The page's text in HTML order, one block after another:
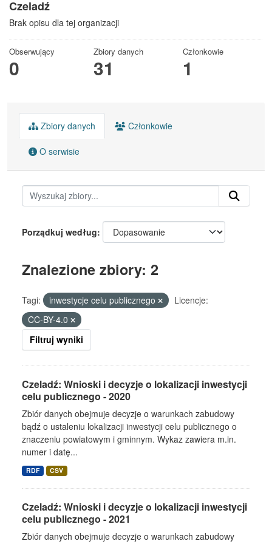
Czeladź
Brak opisu dla tej organizacji
Obserwujący
0
Zbiory danych
31
Członkowie
1
Zbiory danych Członkowie
O serwisie
Porządkuj według
Znalezione zbiory: 2
Tagi: inwestycje celu publicznego
Licencje:
CC-BY-4.0
Filtruj wyniki
Czeladź: Wnioski i decyzje o lokalizacji inwestycji
celu publicznego - 2020
Zbiór danych obejmuje decyzje o warunkach zabudowy
bądź o ustaleniu lokalizacji inwestycji celu publicznego o
znaczeniu powiatowym i gminnym. Wykaz zawiera m.in.
numer i datę...
RDF CSV
Czeladź: Wnioski i decyzje o lokalizacji inwestycji
celu publicznego - 2021
Zbiór danych obejmuje decyzje o warunkach zabudowy